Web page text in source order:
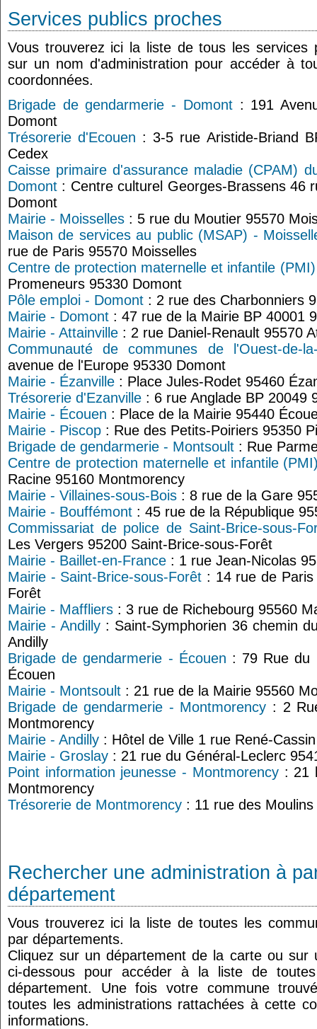
Services publics proches
Vous trouverez ici la liste de tous les services
sur un nom d'administration pour accéder à
coordonnées.
Brigade de gendarmerie - Domont: 191
Domont
Trésorerie d'Ecouen : 3-5 rue Aristide-Briand
Cedex
Caisse primaire d'assurance maladie (CPAM)
Domont : Centre culturel Georges-Brassens 46
Domont
Mairie - Moisselles : 5 rue du Moutier 95570
Maison de services au public (MSAP) -
rue de Paris 95570 Moisselles
Centre de protection maternelle et infantile
Promeneurs 95330 Domont
Pôle emploi - Domont : 2 rue des Charbonniers
Mairie - Domont : 47 rue de la Mairie BP 40001
Mairie - Attainville : 2 rue Daniel-Renault 95570
Communauté de communes de l'Ouest-de-la-
avenue de l'Europe 95330 Domont
Mairie - Ézanville : Place Jules-Rodet 95460
Trésorerie d'Ezanville : 6 rue Anglade BP 20049
Mairie - Écouen : Place de la Mairie 95440
Mairie - Piscop : Rue des Petits-Poiriers 95350
Brigade de gendarmerie - Montsoult : Rue
Centre de protection maternelle et infantile
Racine 95160 Montmorency
Mairie - Villaines-sous-Bois : 8 rue de la Gare
Mairie - Bouffémont : 45 rue de la République
Commissariat de police de Saint-Brice-sous-
Les Vergers 95200 Saint-Brice-sous-Forêt
Mairie - Baillet-en-France : 1 rue Jean-Nicolas
Mairie - Saint-Brice-sous-Forêt : 14 rue de
Forêt
Mairie - Maffliers : 3 rue de Richebourg 95560
Mairie - Andilly : Saint-Symphorien 36 chemin
Andilly
Brigade de gendarmerie - Écouen : 79 Rue du
Écouen
Mairie - Montsoult : 21 rue de la Mairie 95560
Brigade de gendarmerie - Montmorency : 2
Montmorency
Mairie - Andilly : Hôtel de Ville 1 rue René-
Mairie - Groslay : 21 rue du Général-Leclerc
Point information jeunesse - Montmorency: 21
Montmorency
Trésorerie de Montmorency : 11 rue des
Rechercher une administration à
département
Vous trouverez ici la liste de toutes les
par départements.
Cliquez sur un département de la carte ou sur
ci-dessous pour accéder à la liste de
département. Une fois votre commune
toutes les administrations rattachées à cette
informations.